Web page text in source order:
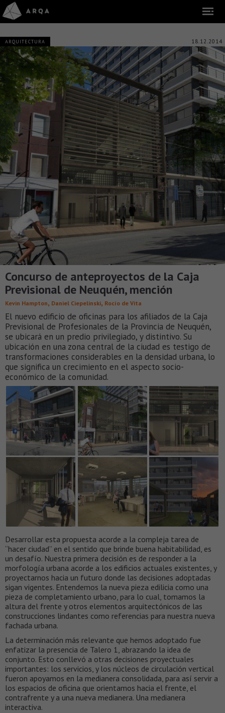
ARQUITECTURA 18.12.2014
Concurso de anteproyectos de la Caja
Previsional de Neuquén, mención
Kevin Hampton, Daniel Ciepelinski, Rocío de Vita
El nuevo edificio de oficinas para los afiliados de la Caja
Previsional de Profesionales de la Provincia de Neuquén,
se ubicará en un predio privilegiado, y distintivo. Su
ubicación en una zona central de la ciudad es testigo de
transformaciones considerables en la densidad urbana, lo
que significa un crecimiento en el aspecto socio-
económico de la comunidad.
Desarrollar esta propuesta acorde a la compleja tarea de
“hacer ciudad” en el sentido que brinde buena habitabilidad, es
un desafío. Nuestra primera decisión es de responder a la
morfología urbana acorde a los edificios actuales existentes, y
proyectarnos hacia un futuro donde las decisiones adoptadas
sigan vigentes. Entendemos la nueva pieza edilicia como una
pieza de completamiento urbano, para lo cual, tomamos la
altura del frente y otros elementos arquitectónicos de las
construcciones lindantes como referencias para nuestra nueva
fachada urbana.
La determinación más relevante que hemos adoptado fue
enfatizar la presencia de Talero 1, abrazando la idea de
conjunto. Esto conllevó a otras decisiones proyectuales
importantes: los servicios, y los núcleos de circulación vertical
fueron apoyamos en la medianera consolidada, para así servir a
los espacios de oficina que orientamos hacia el frente, el
contrafrente y a una nueva medianera. Una medianera
interactiva.